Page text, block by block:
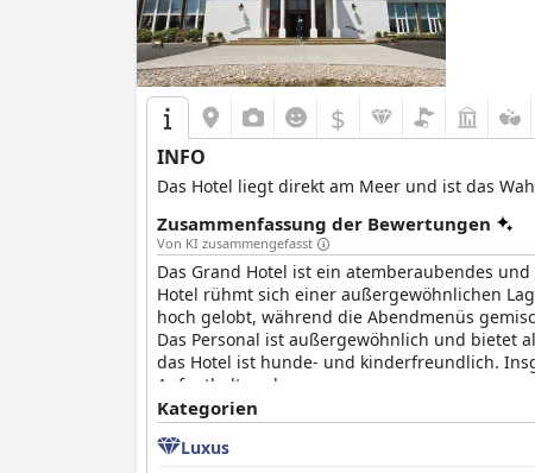
$
INFO
Das Hotel liegt direkt am Meer und ist das
Zusammenfassung der Bewertungen
Von KI zusammengefasst
Das Grand Hotel ist ein atemberaubendes
Hotel rühmt sich einer außergewöhnlichen
hoch gelobt, während die Abendmenüs
Das Personal ist außergewöhnlich und bietet
das Hotel ist hunde- und kinderfreundlich.
Aufenthalt suchen.
Kategorien
Luxus